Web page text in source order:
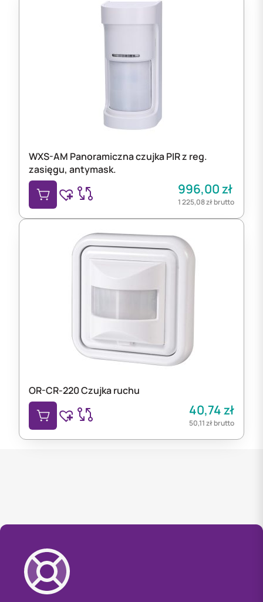
WXS-AM Panoramiczna czujka PIR z reg.
zasięgu, antymask.
996,00zł
1 225,08złbrutto
OR-CR-220 Czujka ruchu
40,74zł
50,11złbrutto